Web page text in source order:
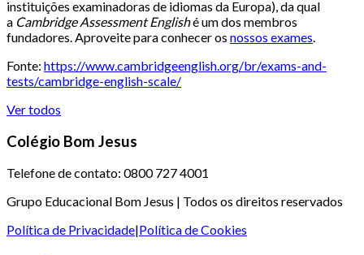
instituições examinadoras de idiomas da Europa), da qual
a Cambridge Assessment Englishé um dos membros
fundadores. Aproveite para conhecer os nossos exames.
Fonte: https://www.cambridgeenglish.org/br/exams-and-
tests/cambridge-english-scale/
Ver todos
Colégio Bom Jesus
Telefone de contato: 0800 727 4001
Grupo Educacional Bom Jesus | Todos os direitos reservados
Política de Privacidade|Política de Cookies